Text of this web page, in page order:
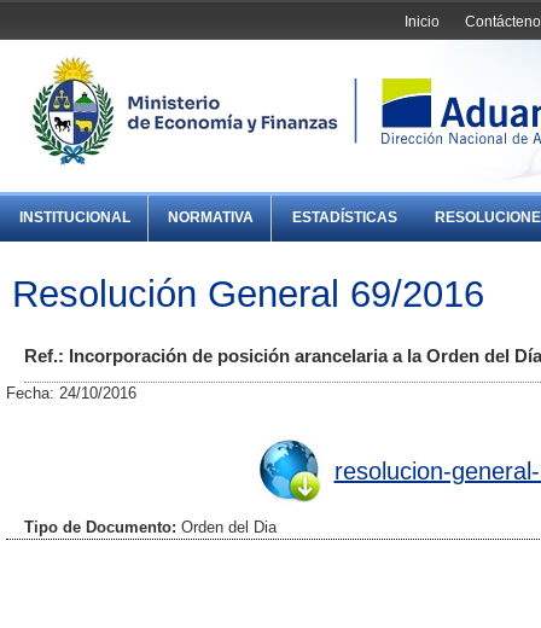
Inicio
INSTITUCIONAL NORMATIVA ESTADÍSTICAS
Resolución General 69/2016
Ref.: Incorporación de posición arancelaria a la Orden del
Fecha: 24/10/2016
resolucion-
Tipo de Documento: Orden del Dia